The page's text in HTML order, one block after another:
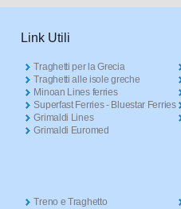
Link Utili
Traghetti per la Grecia
Traghetti alle isole greche
Minoan Lines ferries
Superfast Ferries - Bluestar Ferries
Grimaldi Lines
Grimaldi Euromed
Treno e Traghetto